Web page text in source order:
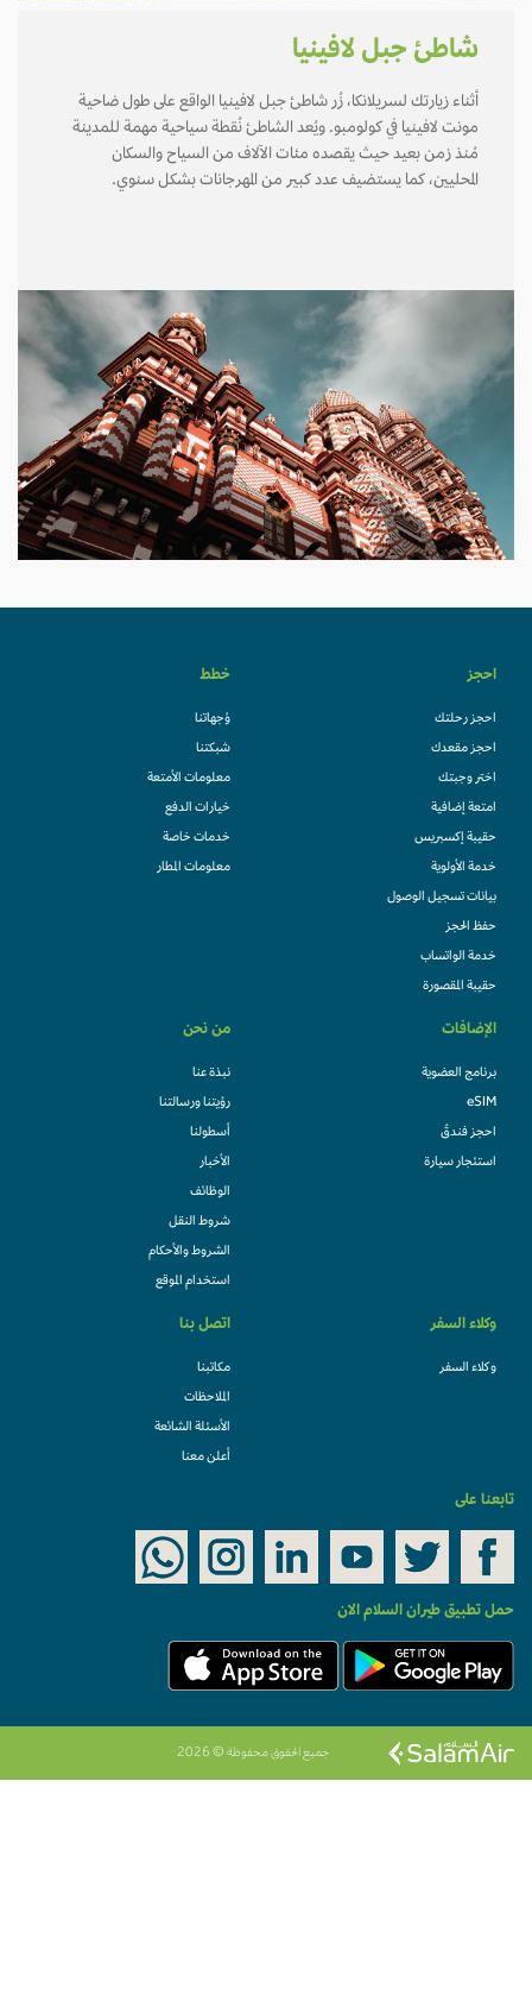
شاطئ جبل لافينيا
أثناء زيارتك لسريلانكا، زُر شاطئ جبل لافينيا الواقع على طول ضاحية
مونت لافينيا في كولومبو. ويُعد الشاطئ نُقطة سياحية مهمة للمدينة
مُنذ زمن بعيد حيث يقصده مئات الآلاف من السياح والسكان
المحليين، كما يستضيف عدد كبير من المهرجانات بشكل سنوي.
احجز
احجز رحلتك
احجز مقعدك
اختر وجبتك
امتعة إضافية
حقيبة إكسبريس
خدمة الأولوية
بيانات تسجيل الوصول
حفظ الحجز
خدمة الواتساب
حقيبة المقصورة
خطط
وُجهاتنا
شبكتنا
معلومات الأمتعة
خيارات الدفع
خدمات خاصة
معلومات المطار
الإضافات
برنامج العضوية
eSIM
احجز فندقً
استئجار سيارة
من نحن
نبذة عنا
رؤيتنا ورسالتنا
أسطولنا
الأخبار
الوظائف
شروط النقل
الشروط والأحكام
استخدام الموقع
وكلاء السفر
وكلاء السفر
اتصل بنا
مكاتبنا
الملاحظات
الأسئلة الشائعة
أعلن معنا
تابعنا على
حمل تطبيق طيران السلام الان
جميع الحقوق محفوظة © 2026